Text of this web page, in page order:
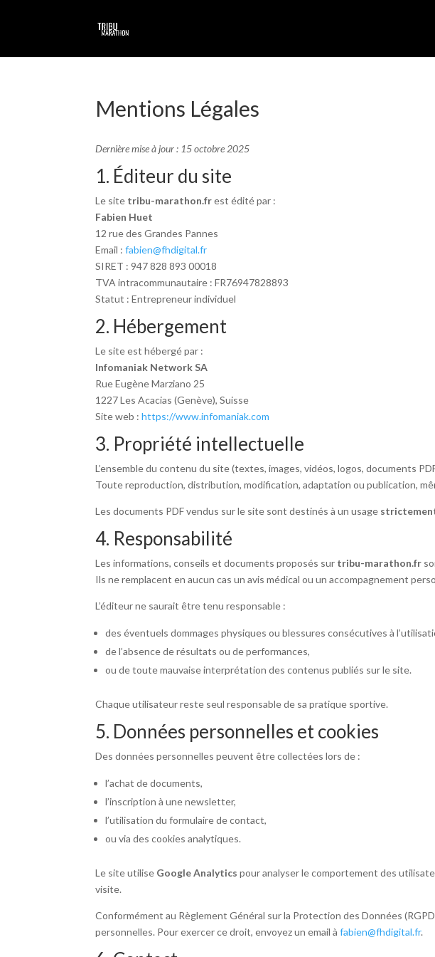
Mentions Légales
Dernière mise à jour : 15 octobre 2025
1. Éditeur du site
Le site tribu-marathon.frest édité par :
Fabien Huet
12 rue des Grandes Pannes
Email :fabien@fhdigital.fr
SIRET : 947 828 893 00018
TVA intracommunautaire : FR76947828893
Statut : Entrepreneur individuel
2. Hébergement
Le site est hébergé par :
Infomaniak Network SA
Rue Eugène Marziano 25
1227 Les Acacias (Genève), Suisse
Site web :https://www.infomaniak.com
3. Propriété intellectuelle
L’ensemble du contenu du site (textes, images, vidéos, logos, documents
Toute reproduction, distribution, modification, adaptation ou publication,
Les documents PDF vendus sur le site sont destinés à un usage
4. Responsabilité
Les informations, conseils et documents proposés sur tribu-marathon.fr
Ils ne remplacent en aucun cas un avis médical ou un accompagnement
L’éditeur ne saurait être tenu responsable :
des éventuels dommages physiques ou blessures consécutives à
de l’absence de résultats ou de performances,
ou de toute mauvaise interprétation des contenus publiés sur le site.
Chaque utilisateur reste seul responsable de sa pratique sportive.
5. Données personnelles et cookies
Des données personnelles peuvent être collectées lors de :
l’achat de documents,
l’inscription à une newsletter,
l’utilisation du formulaire de contact,
ou via des cookies analytiques.
Le site utilise Google Analytics pour analyser le comportement des
visite.
Conformément au Règlement Général sur la Protection des Données
personnelles. Pour exercer ce droit, envoyez un email àfabien@fhdigital.fr.